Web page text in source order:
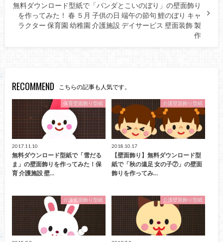
無料ダウンロード型紙で「パンダとこいのぼり」の壁面飾り
を作ってみた！ 春 ５月 子供の日 端午の節句 鯉のぼり キャ
ラクター 保育園 幼稚園 介護施設 デイサービス 壁面装飾 製
作
RECOMMEND こちらの記事も人気です。
保育壁面飾り型紙
2017.11.10
無料ダウンロード型紙で「雪だる
ま」の壁面飾りを作ってみた！保
育 介護施設 壁…
介護壁面飾り型紙
2018.10.17
【壁面飾り】無料ダウンロード型
紙で「秋の遠足 女の子⑦」の壁面
飾りを作ってみ…
介護壁面飾り型紙 介護壁面飾り型紙